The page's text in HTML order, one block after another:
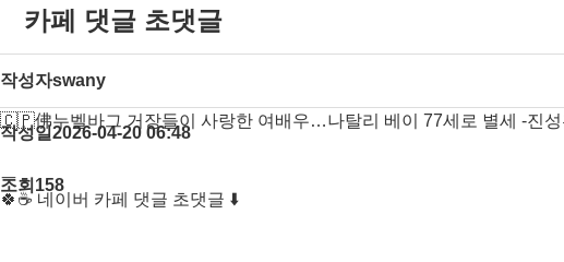
카페 댓글 초댓글
작성자swany
작성일2026-04-20 06:48
조회 158
🇨🇵佛누벨바그 거장들이 사랑한 여배우…나탈리 베이 77세로 별세 -진
ㅡ
🍀☕ 네이버 카페 댓글 초댓글 ⬇️